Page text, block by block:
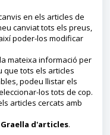
en els articles de
canviat tots els preus,
poder-los modificar
mateixa informació per
que tots els articles
podeu llistar els
los tots de cop.
articles cercats amb
Graella d'articles.